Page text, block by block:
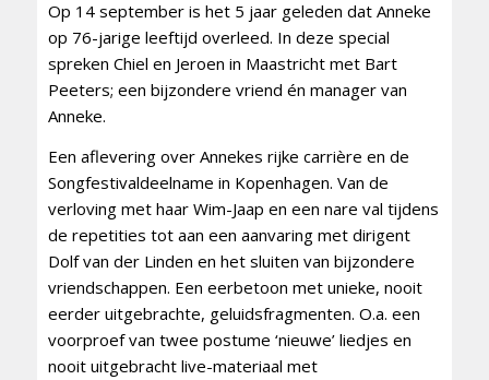
Op 14 september is het 5 jaar geleden dat Anneke
op 76-jarige leeftijd overleed. In deze special
spreken Chiel en Jeroen in Maastricht met Bart
Peeters; een bijzondere vriend én manager van
Anneke.
Een aflevering over Annekes rijke carrière en de
Songfestivaldeelname in Kopenhagen. Van de
verloving met haar Wim-Jaap en een nare val tijdens
de repetities tot aan een aanvaring met dirigent
Dolf van der Linden en het sluiten van bijzondere
vriendschappen. Een eerbetoon met unieke, nooit
eerder uitgebrachte, geluidsfragmenten. O.a. een
voorproef van twee postume ‘nieuwe’ liedjes en
nooit uitgebracht live-materiaal met